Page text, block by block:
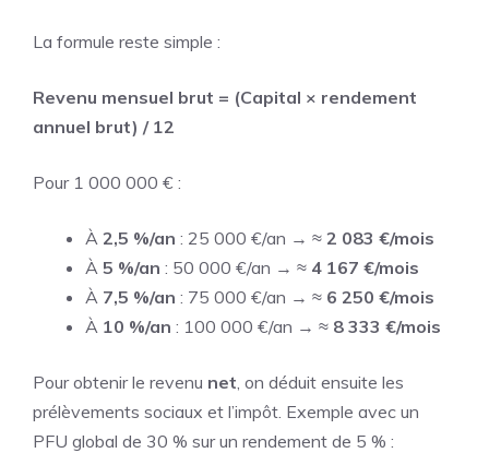
La formule reste simple :
Revenu mensuel brut = (Capital × rendement
annuel brut) / 12
Pour 1 000 000 € :
À 2,5 %/an : 25 000 €/an → ≈ 2 083 €/mois
À 5 %/an : 50 000 €/an → ≈ 4 167 €/mois
À 7,5 %/an : 75 000 €/an → ≈ 6 250 €/mois
À 10 %/an : 100 000 €/an → ≈ 8 333 €/mois
Pour obtenir le revenu net, on déduit ensuite les
prélèvements sociaux et l’impôt. Exemple avec un
PFU global de 30 % sur un rendement de 5 % :